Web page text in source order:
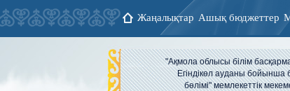
Жаңалықтар Ашық бюджеттер
"Ақмола облысы білім
Егіндікөл ауданы бойынша
бөлімі" мемлекеттік